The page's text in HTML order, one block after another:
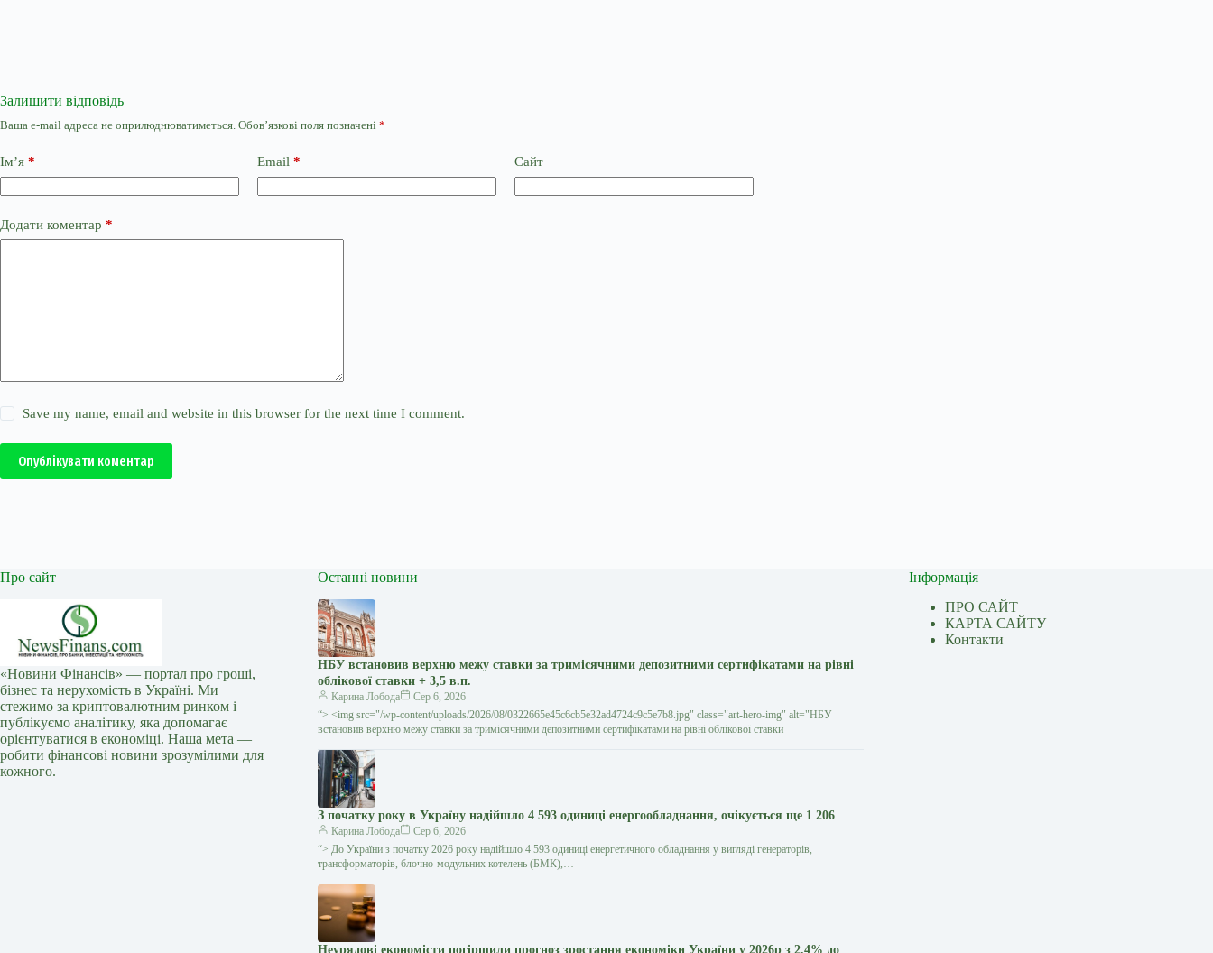
Залишити відповідь
Ваша e-mail адреса не оприлюднюватиметься. Обов’язкові поля позначені *
Ім’я * Email * Сайт
Додати коментар *
Save my name, email and website in this browser for the next time I comment.
Опублікувати коментар
Про сайт
«Новини Фінансів» — портал про гроші,
бізнес та нерухомість в Україні. Ми
стежимо за криптовалютним ринком і
публікуємо аналітику, яка допомагає
орієнтуватися в економіці. Наша мета —
робити фінансові новини зрозумілими для
кожного.
Останні новини
НБУ встановив верхню межу ставки за тримісячними депозитними сертифікатами на рівні
облікової ставки + 3,5 в.п.
Карина Лобода
Сер 6, 2026
“> <img src="/wp-content/uploads/2026/08/0322665e45c6cb5e32ad4724c9c5e7b8.jpg" class="art-hero-img" alt="НБУ
встановив верхню межу ставки за тримісячними депозитними сертифікатами на рівні облікової ставки
З початку року в Україну надійшло 4 593 одиниці енергообладнання, очікується ще 1 206
Карина Лобода
Сер 6, 2026
“> До України з початку 2026 року надійшло 4 593 одиниці енергетичного обладнання у вигляді генераторів,
трансформаторів, блочно-модульних котелень (БМК),…
Неурядові економісти погіршили прогноз зростання економіки України у 2026р з 2,4% до
Інформація
ПРО САЙТ
КАРТА САЙТУ
Контакти